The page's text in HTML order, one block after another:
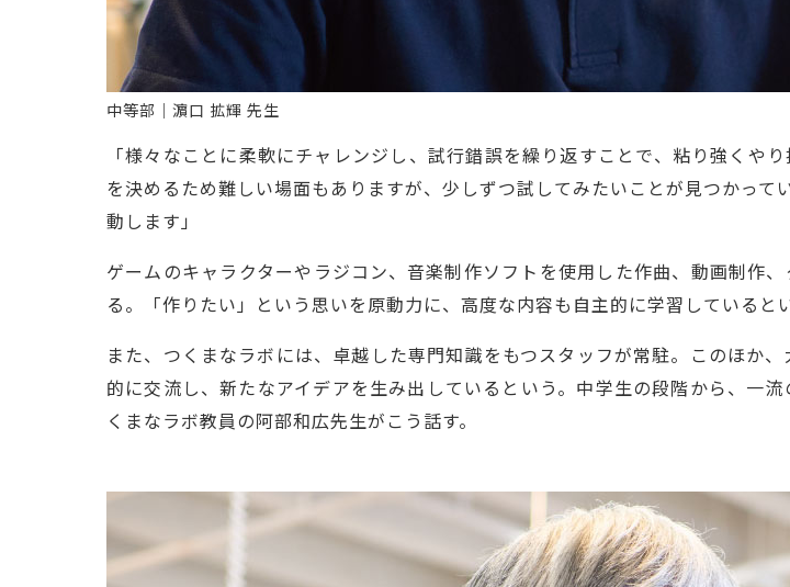
中等部｜濵口 拡輝 先生
「様々なことに柔軟にチャレンジし、試行錯誤を繰り返すことで、粘り強くや
を決めるため難しい場面もありますが、少しずつ試してみたいことが見つかっ
動します」
ゲームのキャラクターやラジコン、音楽制作ソフトを使用した作曲、動画制作
る。「作りたい」という思いを原動力に、高度な内容も自主的に学習しているとい
また、つくまなラボには、卓越した専門知識をもつスタッフが常駐。このほか
的に交流し、新たなアイデアを生み出しているという。中学生の段階から、一
くまなラボ教員の阿部和広先生がこう話す。